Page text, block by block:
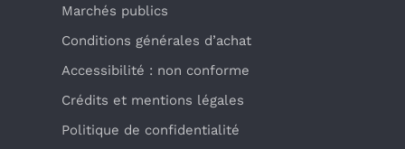
Marchés publics
Conditions générales d’achat
Accessibilité : non conforme
Crédits et mentions légales
Politique de confidentialité